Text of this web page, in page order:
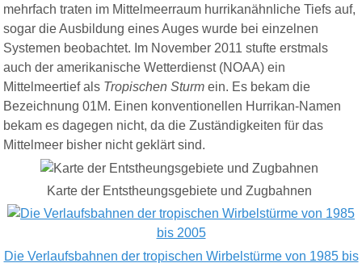
mehrfach traten im Mittelmeerraum hurrikanähnliche Tiefs auf,
sogar die Ausbildung eines Auges wurde bei einzelnen
Systemen beobachtet. Im November 2011 stufte erstmals
auch der amerikanische Wetterdienst (NOAA) ein
Mittelmeertief als Tropischen Sturm ein. Es bekam die
Bezeichnung 01M. Einen konventionellen Hurrikan-Namen
bekam es dagegen nicht, da die Zuständigkeiten für das
Mittelmeer bisher nicht geklärt sind.
Karte der Entstheungsgebiete und Zugbahnen
Die Verlaufsbahnen der tropischen Wirbelstürme von 1985 bis